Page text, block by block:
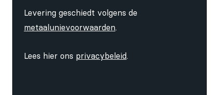
Levering geschiedt volgens de
metaalunievoorwaarden.
Lees hier ons privacybeleid.